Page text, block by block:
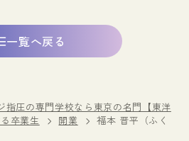
一覧へ戻る
指圧の専門学校なら東京の名門【東洋
卒業生 開業
福本 晋平（ふく